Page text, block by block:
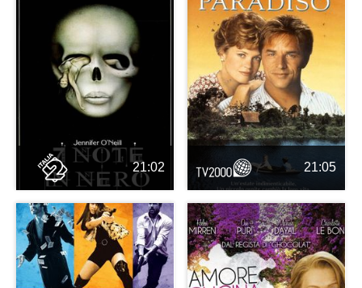
21:02 21:05